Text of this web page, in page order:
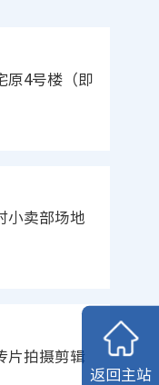
原4号楼（即
小卖部场地
片拍摄剪辑
返回主站